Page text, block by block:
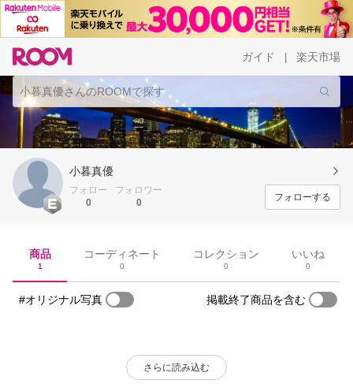
ガイド 楽天市場
小暮真優
フォロー
0
フォロワー
0
フォローする
商品
1
コーディネート
0
コレクション
0
いいね
0
#オリジナル写真 掲載終了商品を含む
さらに読み込む